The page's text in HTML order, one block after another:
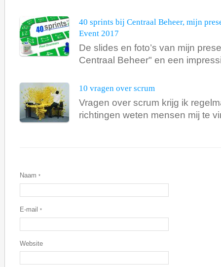
40 sprints bij Centraal Beheer, mijn
Event 2017
De slides en foto’s van mijn
Centraal Beheer" en een
10 vragen over scrum
Vragen over scrum krijg ik
richtingen weten mensen mij te
Naam *
E-mail *
Website